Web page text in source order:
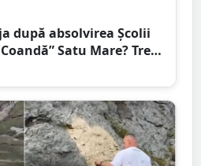
după absolvirea Școlii
Satu Mare? Trei
numeroase oportunități